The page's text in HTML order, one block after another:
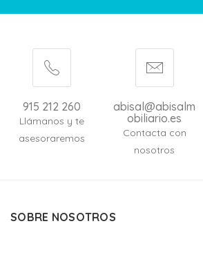
915 212 260
Llámanos y te
asesoraremos
abisal@abisalm
obiliario.es
Contacta con
nosotros
SOBRE NOSOTROS